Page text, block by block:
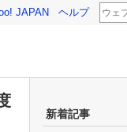
JAPAN ヘルプ
新着記事